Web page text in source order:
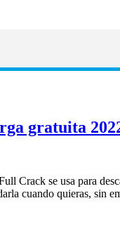
gratuita
se usa para
cuando quieras, sin